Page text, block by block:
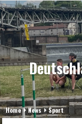
Home News Sport